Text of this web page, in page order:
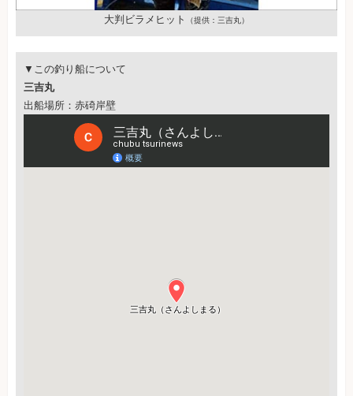
大判ビラメヒット （提供：三吉丸）
▼この釣り船について
三吉丸
出船場所：赤碕岸壁